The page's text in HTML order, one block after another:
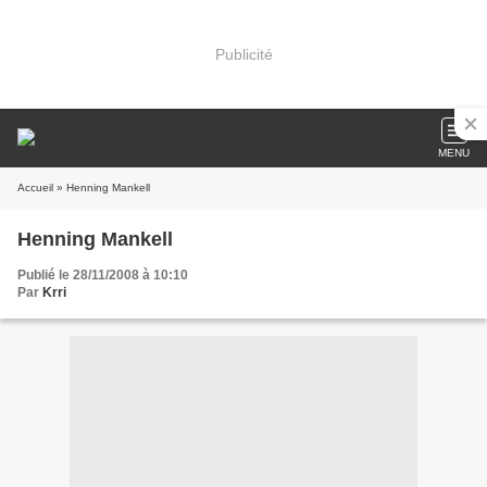
Publicité
MENU
Accueil » Henning Mankell
Henning Mankell
Publié le 28/11/2008 à 10:10
Par Krri